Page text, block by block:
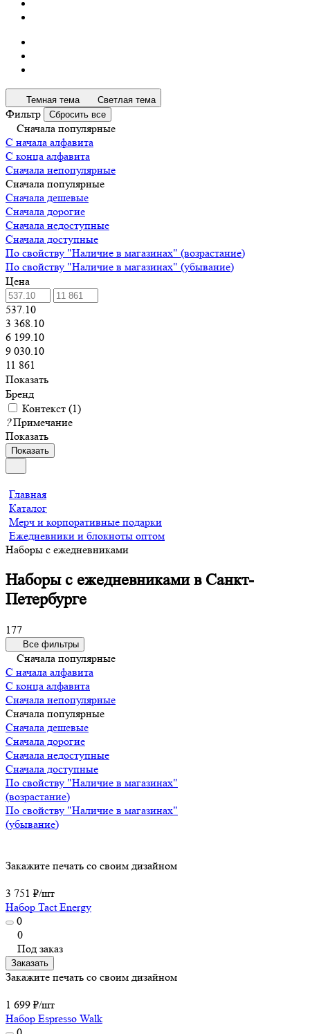
Темная тема Светлая тема
Фильтр Сбросить все
Сначала популярные
С начала алфавита
С конца алфавита
Сначала непопулярные
Сначала популярные
Сначала дешевые
Сначала дорогие
Сначала недоступные
Сначала доступные
По свойству "Наличие в магазинах" (возрастание)
По свойству "Наличие в магазинах" (убывание)
Цена
537.10
3 368.10
6 199.10
9 030.10
11 861
Показать
Бренд
Контекст (1)
? Примечание
Показать
Показать
Главная
Каталог
Мерч и корпоративные подарки
Ежедневники и блокноты оптом
Наборы с ежедневниками
Наборы с ежедневниками в Санкт-
Петербурге
177
Все фильтры
Сначала популярные
С начала алфавита
С конца алфавита
Сначала непопулярные
Сначала популярные
Сначала дешевые
Сначала дорогие
Сначала недоступные
Сначала доступные
По свойству "Наличие в магазинах"
(возрастание)
По свойству "Наличие в магазинах"
(убывание)
Закажите печать со своим дизайном
3 751 ₽/шт
Набор Tact Energy
0
0
Под заказ
Заказать
Закажите печать со своим дизайном
1 699 ₽/шт
Набор Espresso Walk